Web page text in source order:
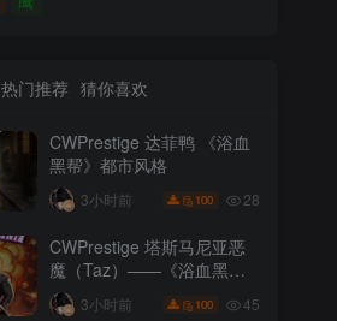
热门推荐 猜你喜欢
CWPrestige 达菲鸭 《浴血
黑帮》都市风格
3小时前 100 28
CWPrestige 塔斯马尼亚恶
魔（Taz）——《浴血黑
帮》
3小时前 100 45